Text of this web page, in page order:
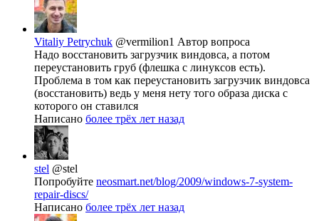
Vitaliy Petrychuk @vermilion1 Автор вопроса
Надо восстановить загрузчик виндовса, а потом
переустановить груб (флешка с линуксов есть).
Проблема в том как переустановить загрузчик виндовса
(восстановить) ведь у меня нету того образа диска с
которого он ставился
Написано более трёх лет назад
stel @stel
Попробуйте neosmart.net/blog/2009/windows-7-system-
repair-discs/
Написано более трёх лет назад